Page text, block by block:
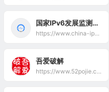
国家IPv6发展监测平台
https://www.china-ipv6.cn/
吾爱破解
https://www.52pojie.cn/